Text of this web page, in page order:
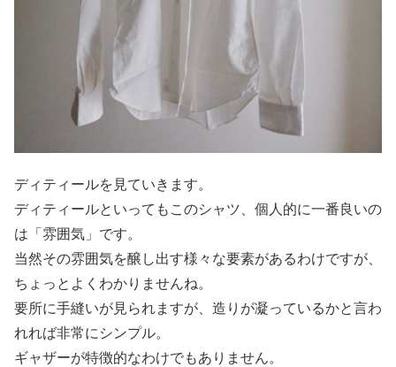
ディティールを見ていきます。
ディティールといってもこのシャツ、個人的に一番良いの
は「雰囲気」です。
当然その雰囲気を醸し出す様々な要素があるわけですが、
ちょっとよくわかりませんね。
要所に手縫いが見られますが、造りが凝っているかと言わ
れれば非常にシンプル。
ギャザーが特徴的なわけでもありません。